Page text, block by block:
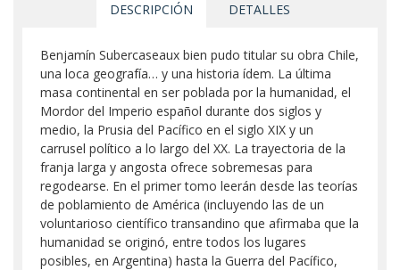
DESCRIPCIÓN DETALLES
Benjamín Subercaseaux bien pudo titular su obra Chile,
una loca geografía… y una historia ídem. La última
masa continental en ser poblada por la humanidad, el
Mordor del Imperio español durante dos siglos y
medio, la Prusia del Pacífico en el siglo XIX y un
carrusel político a lo largo del XX. La trayectoria de la
franja larga y angosta ofrece sobremesas para
regodearse. En el primer tomo leerán desde las teorías
de poblamiento de América (incluyendo las de un
voluntarioso científico transandino que afirmaba que la
humanidad se originó, entre todos los lugares
posibles, en Argentina) hasta la Guerra del Pacífico,